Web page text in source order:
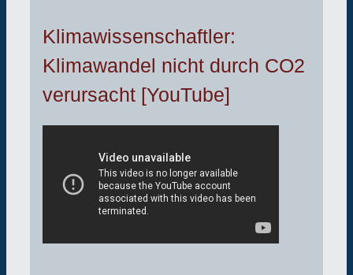
Klimawissenschaftler:
Klimawandel nicht durch CO2
verursacht [YouTube]